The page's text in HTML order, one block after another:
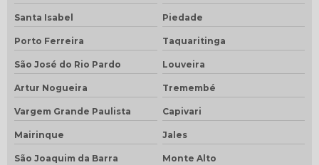
Santa Isabel Piedade
Porto Ferreira Taquaritinga
São José do Rio Pardo Louveira
Artur Nogueira Tremembé
Vargem Grande Paulista Capivari
Mairinque Jales
São Joaquim da Barra Monte Alto